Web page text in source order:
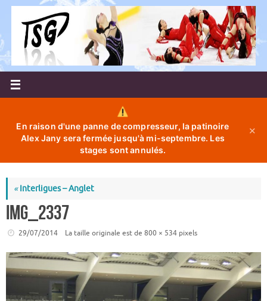
Passer
contenu
En raison d'une panne de compresseur, la patinoire
Alex Jany sera fermée jusqu'à mi-septembre. Les
stages sont annulés.
✕
«Interligues – Anglet
IMG_2337
29/07/2014 La taille originale est de 800 × 534pixels